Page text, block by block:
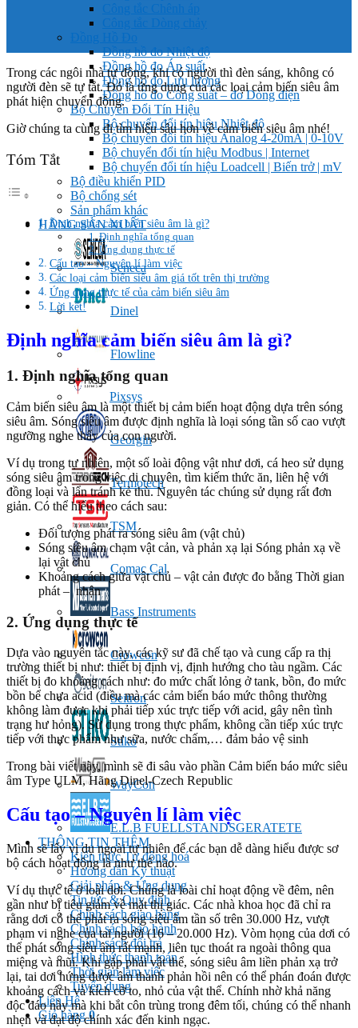
Công tắc Chênh áp
Công tắc Dòng chảy
Đồng Hồ Đo
Đồng hồ đo Nhiệt độ
Đồng hồ đo Áp suất
Đồng hồ đo Lưu lượng
Đồng hồ đo Công suất – đo Dòng điện
Bộ Chuyển Đổi Tín Hiệu
Bộ chuyển đổi tín hiệu Nhiệt độ
Bộ chuyển đổi tín hiệu Analog 4-20mA | 0-10V
Bộ chuyển đổi tín hiệu Modbus | Internet
Bộ chuyển đổi tín hiệu Loadcell | Biến trở | mV
Bộ điều khiển PID
Bộ chống sét
Sản phẩm khác
HÃNG SẢN XUẤT
Seneca
Dinel
Flowline
Pixsys
Georgin
Termotech
TSM
Comac Cal
Bass Instruments
Crowcon
Seitron
Stiko
WayCon
E.L.B FUELLSTANDSGERATETE
THÔNG TIN THÊM
Kiến thức Tự đông hoá
Hướng dẫn Kỹ thuật
Giải pháp & Ứng dụng
Tin tức & Quy định
Chính sách giao hàng
Chính sách bảo hành
Chính sách đổi trả
Hình thức thanh toán
Thời gian làm việc
Tuyển dụng
Liên Hệ
Giỏ hàng0
Trong các ngôi nhà tự động, khi có người thì đèn sáng, không có
người đèn sẽ tự tắt. Đó là ứng dụng của các loại cảm biến siêu âm
phát hiện chuyển động.
Giờ chúng ta cùng đi tìm hiểu sâu hơn về cảm biến siêu âm nhé!
Tóm Tắt
Định nghĩa cảm biến siêu âm là gì?
1. Định nghĩa tổng quan
2. Ứng dụng thực tế
Cấu tạo – Nguyên lí làm việc
Các loại cảm biến siêu âm giá tốt trên thị trường
Ứng dụng thực tế của cảm biến siêu âm
Lời kết!
Định nghĩa cảm biến siêu âm là gì?
1. Định nghĩa tổng quan
Cảm biến siêu âm là một thiết bị cảm biến hoạt động dựa trên sóng
siêu âm. Sóng siêu âm được định nghĩa là loại sóng tần số cao vượt
ngưỡng nghe thấy của con người.
Ví dụ trong tự nhiên, một số loài động vật như dơi, cá heo sử dụng
sóng siêu âm trong việc di chuyên, tìm kiếm thức ăn, liên hệ với
đồng loại và lẩn tránh kẻ thù. Nguyên tác chúng sử dụng rất đơn
giản. Có thể hiểu theo cách sau:
Đối tượng phát ra sóng siêu âm (vật chủ)
Sóng siêu âm chạm vật cản, và phản xạ lại Sóng phản xạ về
lại vật chủ
Khoảng cách giữa vật chủ – vật cản được đo bằng Thời gian
phát – nhận
2. Ứng dụng thực tế
Dựa vào nguyên tắc này, các kỹ sư đã chế tạo và cung cấp ra thị
trường thiết bị như: thiết bị định vị, định hướng cho tàu ngầm. Các
thiết bị đo khoảng cách như: đo mức chất lỏng ở tank, bồn, đo mức
bồn bể chưa acid (điều mà các cảm biến báo mức thông thường
không làm được khi phải tiếp xúc trực tiếp với acid, gây nên tình
trạng hư hỏng). Sử dụng trong thực phẩm, không cần tiếp xúc trực
tiếp với thực phẩm như sữa, nước chấm,… đảm bảo vệ sinh
Trong bài viết này, mình sẽ đi sâu vào phần Cảm biến báo mức siêu
âm Type ULM, Hãng Dinel-Czech Republic
Cấu tạo – Nguyên lí làm việc
Mình sẽ lấy vị dụ ngoài tự nhiên để các bạn dễ dàng hiểu được sơ
bộ cách hoạt động là như thế nào.
Ví dụ thực tế ở loài dơi. Chúng là loài chỉ hoạt động về đêm, nên
gần như bị tiêu giảm về mặt thị giác. Các nhà khoa học đã chỉ ra
rằng dơi có thể phát ra sóng siêu âm tần số trên 30.000 Hz, vượt
phạm vi nghe của tai người (16 – 20.000 Hz). Vòm họng của dơi có
thể phát sóng siêu âm rất mạnh, liên tục thoát ra ngoài thông qua
miệng và mũi. Khi gặp phải vật thể, sóng siêu âm liền phản xạ trở
lại, tai dơi hứng được âm thanh phản hồi nên có thể phán đoán được
khoảng cách và kích cỡ to, nhỏ của vật thể. Chính nhờ khả năng
độc đáo này mà khi bắt côn trùng trong đêm tối, chúng có thể nhanh
nhẹn và đạt độ chính xác đến kinh ngạc.